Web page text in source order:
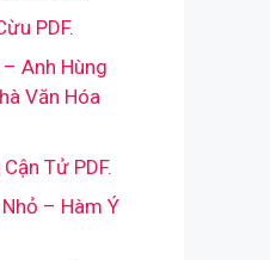
PDF.
Anh Hùng
Văn Hóa
Tử PDF.
– Hàm Ý